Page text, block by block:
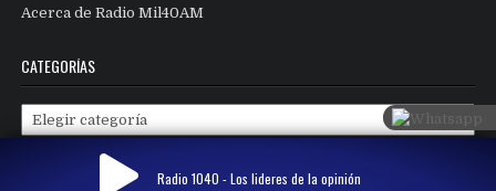
Acerca de Radio Mil40AM
CATEGORÍAS
Categorías
Radio 1040 - Los lideres de la opinión